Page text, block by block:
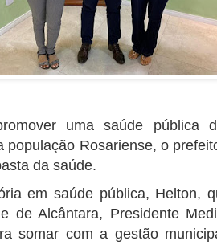
uma saúde pública
população Rosariense, o
da saúde.
em saúde pública, Helton,
de Alcântara, Presidente
somar com a gestão